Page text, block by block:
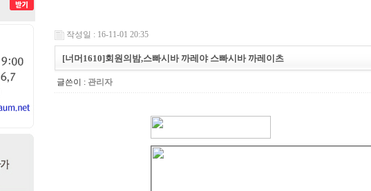
작성일 : 16-11-01 20:35
[너머1610]회원의밤,스빠시바 까레야 스빠시바 까레이츠
글쓴이 : 관리자